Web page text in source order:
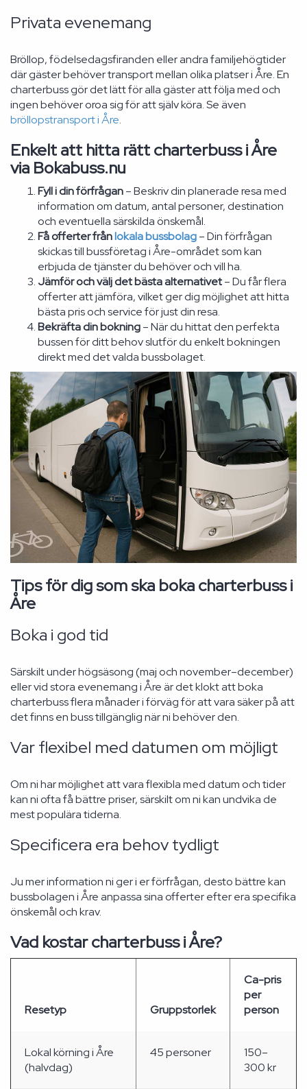
Privata evenemang
Bröllop, födelsedagsfiranden eller andra familjehögtider
där gäster behöver transport mellan olika platser i Åre. En
charterbuss gör det lätt för alla gäster att följa med och
ingen behöver oroa sig för att själv köra. Se även
bröllopstransport i Åre.
Enkelt att hitta rätt charterbuss i Åre
via Bokabuss.nu
Fyll i din förfrågan– Beskriv din planerade resa med
information om datum, antal personer, destination
och eventuella särskilda önskemål.
Få offerter frånlokala bussbolag– Din förfrågan
skickas till bussföretag i Åre-området som kan
erbjuda de tjänster du behöver och vill ha.
Jämför och välj det bästa alternativet– Du får flera
offerter att jämföra, vilket ger dig möjlighet att hitta
bästa pris och service för just din resa.
Bekräfta din bokning– När du hittat den perfekta
bussen för ditt behov slutför du enkelt bokningen
direkt med det valda bussbolaget.
Tips för dig som ska boka charterbuss i
Åre
Boka i god tid
Särskilt under högsäsong (maj och november–december)
eller vid stora evenemang i Åre är det klokt att boka
charterbuss flera månader i förväg för att vara säker på att
det finns en buss tillgänglig när ni behöver den.
Var flexibel med datumen om möjligt
Om ni har möjlighet att vara flexibla med datum och tider
kan ni ofta få bättre priser, särskilt om ni kan undvika de
mest populära tiderna.
Specificera era behov tydligt
Ju mer information ni ger i er förfrågan, desto bättre kan
bussbolagen i Åre anpassa sina offerter efter era specifika
önskemål och krav.
Vad kostar charterbuss i Åre?
Resetyp Gruppstorlek
Ca-pris
per
person
Lokal körning i Åre
(halvdag)
45 personer
150–
300 kr